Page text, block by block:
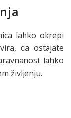
lahko okrepi
da ostajate
lahko
življenju.